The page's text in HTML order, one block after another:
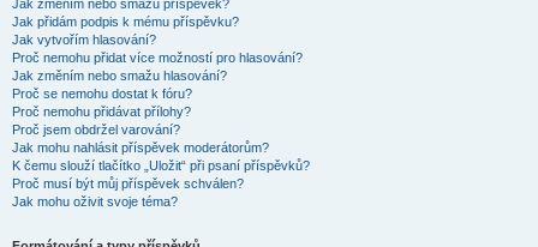
Jak změním nebo smažu příspěvek?
Jak přidám podpis k mému příspěvku?
Jak vytvořím hlasování?
Proč nemohu přidat více možností pro hlasování?
Jak změním nebo smažu hlasování?
Proč se nemohu dostat k fóru?
Proč nemohu přidávat přílohy?
Proč jsem obdržel varování?
Jak mohu nahlásit příspěvek moderátorům?
K čemu slouží tlačítko „Uložit“ při psaní příspěvků?
Proč musí být můj příspěvek schválen?
Jak mohu oživit svoje téma?